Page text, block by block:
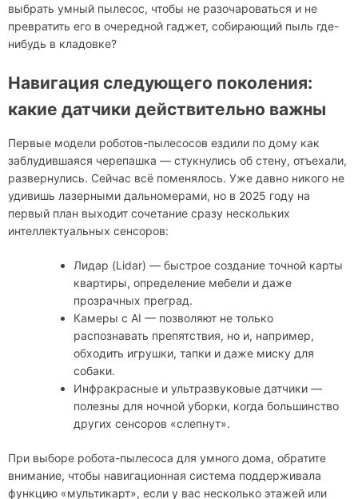
выбрать умный пылесос, чтобы не разочароваться и не
превратить его в очередной гаджет, собирающий пыль где-
нибудь в кладовке?
Навигация следующего поколения:
какие датчики действительно важны
Первые модели роботов-пылесосов ездили по дому как
заблудившаяся черепашка — стукнулись об стену, отъехали,
развернулись. Сейчас всё поменялось. Уже давно никого не
удивишь лазерными дальномерами, но в 2025 году на
первый план выходит сочетание сразу нескольких
интеллектуальных сенсоров:
Лидар (Lidar) — быстрое создание точной карты
квартиры, определение мебели и даже
прозрачных преград.
Камеры с AI — позволяют не только
распознавать препятствия, но и, например,
обходить игрушки, тапки и даже миску для
собаки.
Инфракрасные и ультразвуковые датчики —
полезны для ночной уборки, когда большинство
других сенсоров «слепнут».
При выборе робота-пылесоса для умного дома, обратите
внимание, чтобы навигационная система поддерживала
функцию «мультикарт», если у вас несколько этажей или